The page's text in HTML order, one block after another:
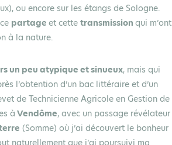
ou encore sur les étangs de Sologne.
partage et cette transmission qui m’ont
à la nature.
un peu atypique et sinueux, mais qui
l’obtention d’un bac littéraire et d’un
de Technicienne Agricole en Gestion de
à Vendôme, avec un passage révélateur
(Somme) où j’ai découvert le bonheur
naturellement que j’ai poursuivi ma